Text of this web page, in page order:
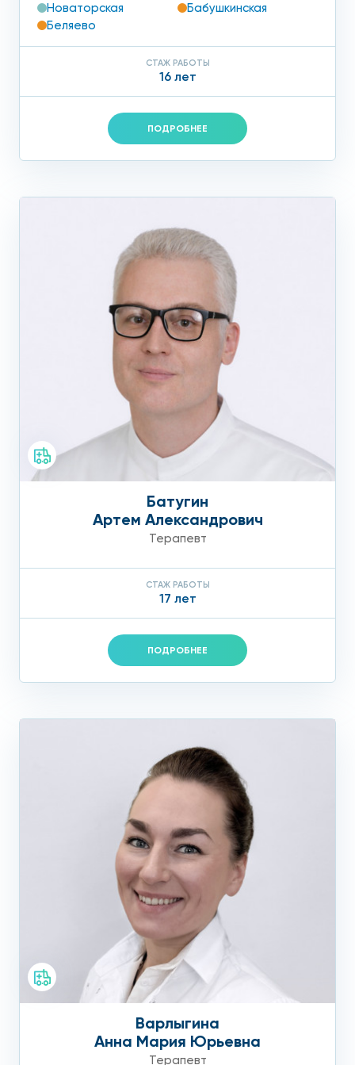
Новаторская
Бабушкинская
Беляево
СТАЖ РАБОТЫ
16 лет
ПОДРОБНЕЕ
Батугин
Артем Александрович
Терапевт
СТАЖ РАБОТЫ
17 лет
ПОДРОБНЕЕ
Варлыгина
Анна Мария Юрьевна
Терапевт